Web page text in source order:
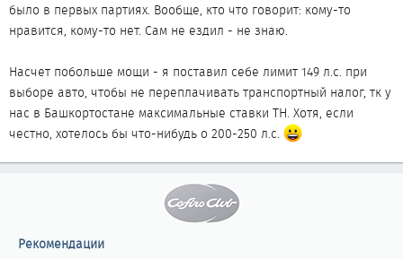
было в первых партиях. Вообще, кто что говорит: кому-то
нравится, кому-то нет. Сам не ездил - не знаю.
Насчет побольше мощи - я поставил себе лимит 149 л.с. при
выборе авто, чтобы не переплачивать транспортный налог, тк у
нас в Башкортостане максимальные ставки ТН. Хотя, если
честно, хотелось бы что-нибудь о 200-250 л.с.
Рекомендации